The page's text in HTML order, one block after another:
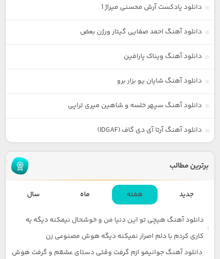
دانلود پادکست آرش محسنی میراژ 1
دانلود آهنگ احمد صفایی گیتار ورژن بعض
دانلود آهنگ ویناک پارافین
دانلود آهنگ شایان یو بزار برو
دانلود آهنگ سپهر خلسه و شاهین میری تراپی
دانلود آهنگ آرتا آی دی گاف (IDGAF)
برترین مطالب
جدید هفته ماه سال
دانلود آهنگ هیچی تو این دنیا من و خوشحال نیمکنه دیگه یه
کاری کردم با دلم اصرار نمیکنه دیگه هوش مصنوعی زن
دانلود آهنگ جوانیمو ازم گرفت وقتی دستای عشقم و گرفت هوش